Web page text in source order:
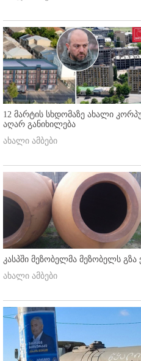
12 მარტის სხდომაზე ახალი
აღარ განიხილება
ახალი ამბები
კასპში მეზობელმა მეზობელს გზა
ახალი ამბები